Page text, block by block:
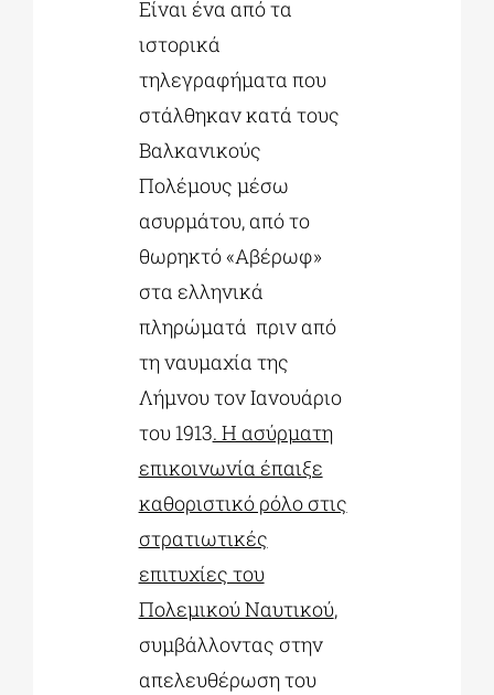
Είναι ένα από τα
ιστορικά
τηλεγραφήματα που
στάλθηκαν κατά τους
Βαλκανικούς
Πολέμους μέσω
ασυρμάτου, από το
θωρηκτό «Αβέρωφ»
στα ελληνικά
πληρώματά πριν από
τη ναυμαχία της
Λήμνου τον Ιανουάριο
του 1913. Η ασύρματη
επικοινωνία έπαιξε
καθοριστικό ρόλο στις
στρατιωτικές
επιτυχίες του
Πολεμικού Ναυτικού,
συμβάλλοντας στην
απελευθέρωση του